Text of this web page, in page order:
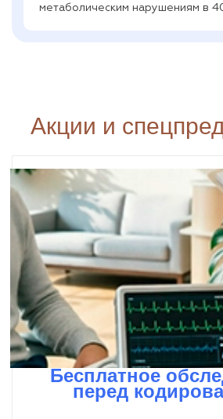
метаболическим нарушениям в
Акции и
Бесплатное
перед